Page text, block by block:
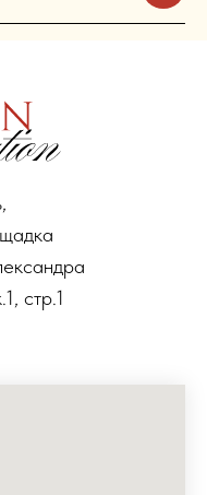
стр.1